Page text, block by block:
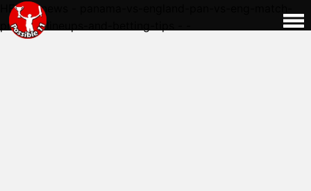
HERE - news - panama-vs-england-pan-vs-eng-match-
preview-lineups-and-betting-tips - -